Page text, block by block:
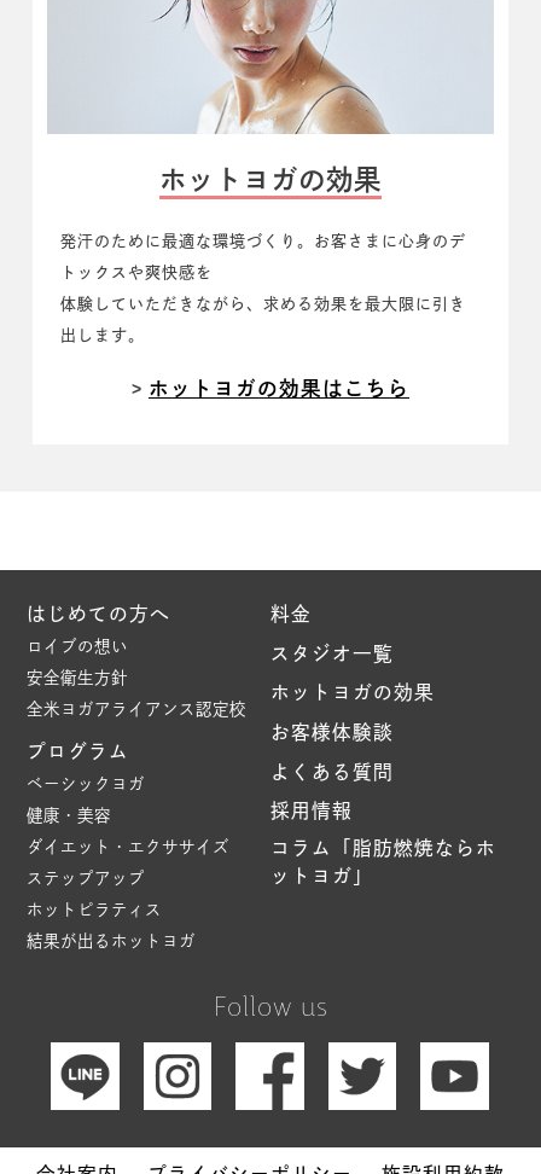
ホットヨガの効果
発汗のために最適な環境づくり。 お客さまに心身のデ
トックスや爽快感を
体験していただきながら、求める効果を最大限に引き
出します。
ホットヨガの効果はこちら
Follow us
はじめての方へ
ロイブの想い
安全衛生方針
全米ヨガアライアンス認定校
プログラム
ベーシックヨガ
健康・美容
ダイエット・エクササイズ
ステップアップ
ホットピラティス
結果が出るホットヨガ
料金
スタジオ一覧
ホットヨガの効果
お客様体験談
よくある質問
採用情報
コラム「脂肪燃焼ならホ
ットヨガ」